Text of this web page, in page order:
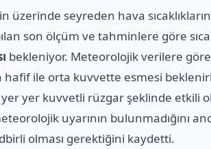
seyreden hava
son ölçüm ve tahminlere göre
bekleniyor. Meteorolojik verilere
ile orta kuvvette esmesi
yer kuvvetli rüzgar şeklinde etkili
uyarının bulunmadığını
olması gerektiğini kaydetti.